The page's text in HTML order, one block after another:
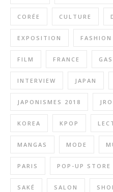
CORÉE CULTURE
EXPOSITION FASHION
FILM FRANCE
INTERVIEW JAPAN
JAPONISMES 2018
KOREA KPOP
MANGAS MODE
PARIS POP-UP STORE
SAKÉ SALON